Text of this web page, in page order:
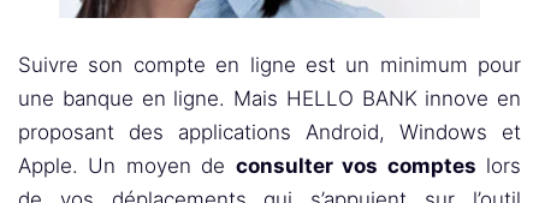
Suivre son compte en ligne est un minimum pour
une banque en ligne. Mais HELLO BANK innove en
proposant des applications Android, Windows et
Apple. Un moyen de consulter vos comptes lors